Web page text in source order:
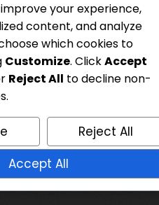
your experience,
content, and analyze
which cookies to
Customize. ClickAccept
Reject All to decline non-
Reject All
Accept All